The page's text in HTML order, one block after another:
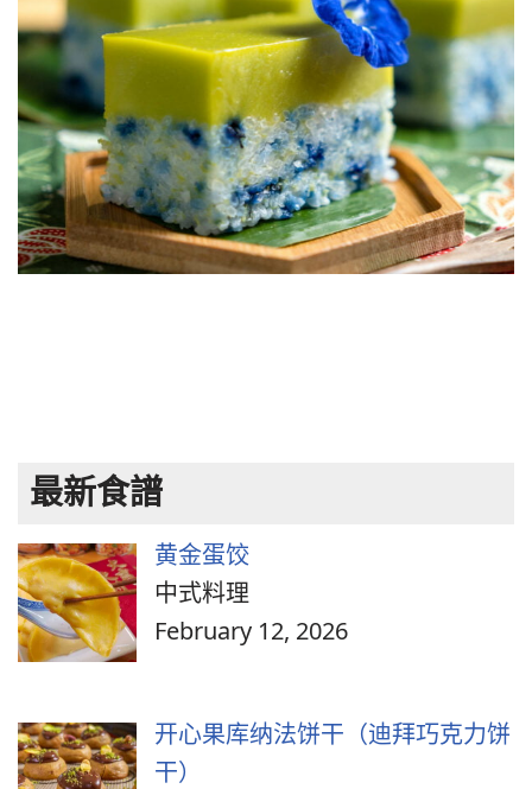
最新食譜
黄金蛋饺
中式料理
February 12, 2026
开心果库纳法饼干（迪拜巧克力饼
干）